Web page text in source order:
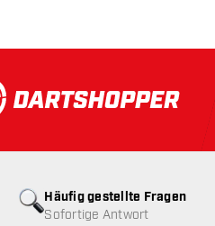
auf Lager, Versand
Häufig gestellte Fragen
Sofortige Antwort
nicht verfügbar